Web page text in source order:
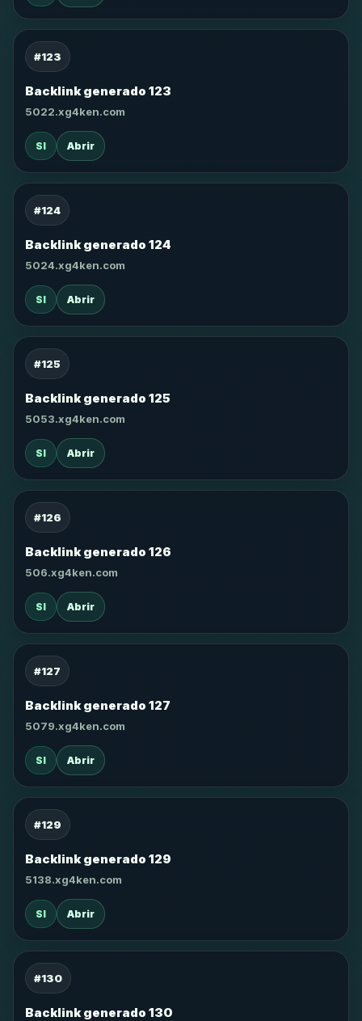
#123
Backlink generado 123
5022.xg4ken.com
SI Abrir
#124
Backlink generado 124
5024.xg4ken.com
SI Abrir
#125
Backlink generado 125
5053.xg4ken.com
SI Abrir
#126
Backlink generado 126
506.xg4ken.com
SI Abrir
#127
Backlink generado 127
5079.xg4ken.com
SI Abrir
#129
Backlink generado 129
5138.xg4ken.com
SI Abrir
#130
Backlink generado 130